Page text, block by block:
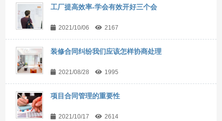
工厂提高效率-学会有效开好三个会
2021/10/06 2167
装修合同纠纷我们应该怎样协商处理
2021/08/28 1995
项目合同管理的重要性
2021/10/17 2614